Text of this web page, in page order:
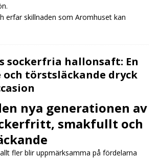
erfar skillnaden som Aromhuset kan
sockerfria hallonsaft: En
törstsläckande dryck
nya generationen av
smakfullt och
fler blir uppmärksamma på fördelarna